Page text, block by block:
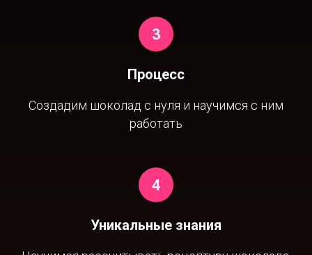
Процесс
Создадим шоколад с нуля и научимся с ним
работать
Уникальные знания